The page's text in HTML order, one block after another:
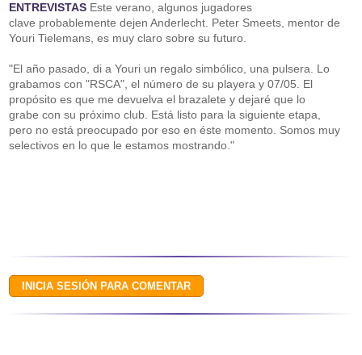
ENTREVISTAS Este verano, algunos jugadores
clave probablemente dejen Anderlecht. Peter Smeets, mentor de
Youri Tielemans, es muy claro sobre su futuro.
"El año pasado, di a Youri un regalo simbólico, una pulsera. Lo
grabamos con "RSCA", el número de su playera y 07/05. El
propósito es que me devuelva el brazalete y dejaré que lo
grabe con su próximo club. Está listo para la siguiente etapa,
pero no está preocupado por eso en éste momento. Somos muy
selectivos en lo que le estamos mostrando."